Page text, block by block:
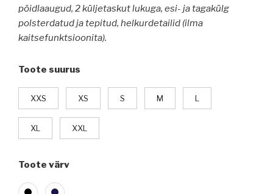
pöidlaaugud, 2 küljetaskut lukuga, esi- ja tagakülg
polsterdatud ja tepitud, helkurdetailid (ilma
kaitsefunktsioonita).
Toote suurus
XXS XS S M L
XL XXL
Toote värv